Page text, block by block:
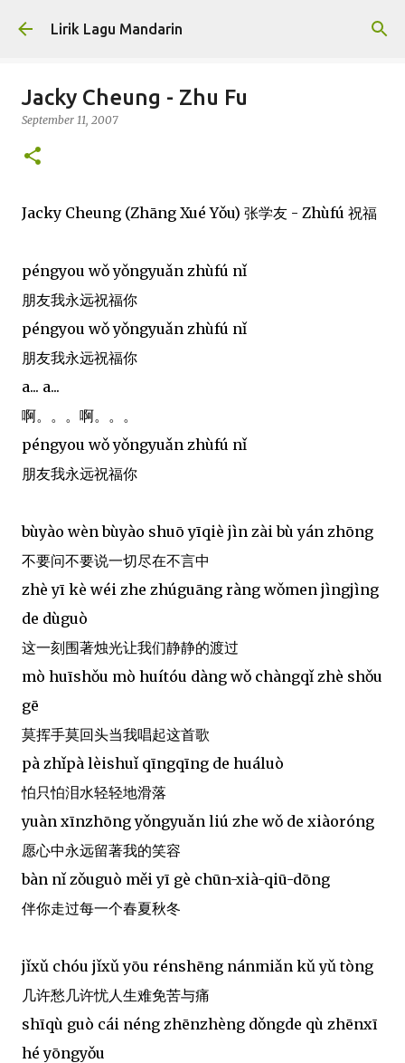
Skip to main content
Lirik Lagu Mandarin
Jacky Cheung - Zhu Fu
September 11, 2007
Jacky Cheung (Zhāng Xué Yǒu) 张学友 - Zhùfú 祝福
péngyou wǒ yǒngyuǎn zhùfú nǐ
朋友我永远祝福你
péngyou wǒ yǒngyuǎn zhùfú nǐ
朋友我永远祝福你
a... a...
啊。。。啊。。。
péngyou wǒ yǒngyuǎn zhùfú nǐ
朋友我永远祝福你
bùyào wèn bùyào shuō yīqiè jìn zài bù yán zhōng
不要问不要说一切尽在不言中
zhè yī kè wéi zhe zhúguāng ràng wǒmen jìngjìng
de dùguò
这一刻围著烛光让我们静静的渡过
mò huīshǒu mò huítóu dàng wǒ chàngqǐ zhè shǒu
gē
莫挥手莫回头当我唱起这首歌
pà zhǐpà lèishuǐ qīngqīng de huáluò
怕只怕泪水轻轻地滑落
yuàn xīnzhōng yǒngyuǎn liú zhe wǒ de xiàoróng
愿心中永远留著我的笑容
bàn nǐ zǒuguò měi yī gè chūn-xià-qiū-dōng
伴你走过每一个春夏秋冬
jǐxǔ chóu jǐxǔ yōu rénshēng nánmiǎn kǔ yǔ tòng
几许愁几许忧人生难免苦与痛
shīqù guò cái néng zhēnzhèng dǒngde qù zhēnxī
hé yōngyǒu